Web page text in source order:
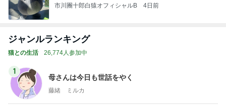
猫との生活 26,774人参加中
藤緒 ミルカ
ten
3